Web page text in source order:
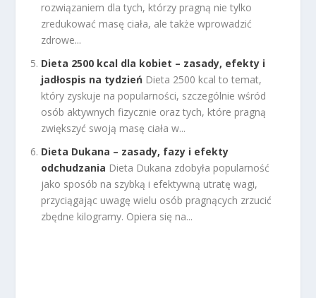
rozwiązaniem dla tych, którzy pragną nie tylko
zredukować masę ciała, ale także wprowadzić
zdrowe...
Dieta 2500 kcal dla kobiet – zasady, efekty i
jadłospis na tydzień Dieta 2500 kcal to temat,
który zyskuje na popularności, szczególnie wśród
osób aktywnych fizycznie oraz tych, które pragną
zwiększyć swoją masę ciała w...
Dieta Dukana – zasady, fazy i efekty
odchudzania Dieta Dukana zdobyła popularność
jako sposób na szybką i efektywną utratę wagi,
przyciągając uwagę wielu osób pragnących zrzucić
zbędne kilogramy. Opiera się na...